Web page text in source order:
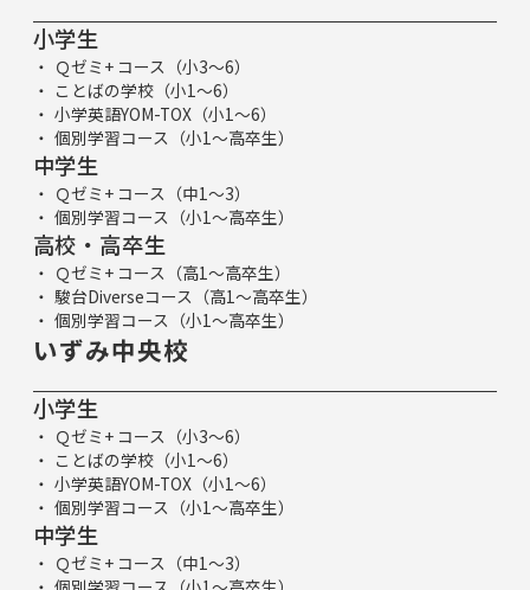
小学生
Ｑゼミ+ コース（小3～6）
ことばの学校（小1～6）
小学英語YOM-TOX（小1～6）
個別学習コース（小1～高卒生）
中学生
Ｑゼミ+ コース（中1～3）
個別学習コース（小1～高卒生）
高校・高卒生
Ｑゼミ+ コース（高1～高卒生）
駿台Diverseコース（高1～高卒生）
個別学習コース（小1～高卒生）
いずみ中央校
小学生
Ｑゼミ+ コース（小3～6）
ことばの学校（小1～6）
小学英語YOM-TOX（小1～6）
個別学習コース（小1～高卒生）
中学生
Ｑゼミ+ コース（中1～3）